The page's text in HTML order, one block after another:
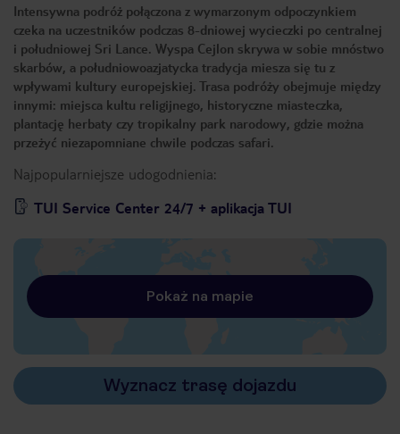
Intensywna podróż połączona z wymarzonym odpoczynkiem
czeka na uczestników podczas 8-dniowej wycieczki po centralnej
i południowej Sri Lance. Wyspa Cejlon skrywa w sobie mnóstwo
skarbów, a południowoazjatycka tradycja miesza się tu z
wpływami kultury europejskiej. Trasa podróży obejmuje między
innymi: miejsca kultu religijnego, historyczne miasteczka,
plantację herbaty czy tropikalny park narodowy, gdzie można
przeżyć niezapomniane chwile podczas safari.
Najpopularniejsze udogodnienia:
TUI Service Center 24/7 + aplikacja TUI
Pokaż na mapie
Wyznacz trasę dojazdu